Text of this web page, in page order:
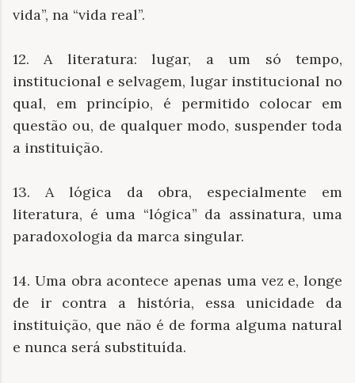
vida”, na “vida real”.
12. A literatura: lugar, a um só tempo,
institucional e selvagem, lugar institucional no
qual, em princípio, é permitido colocar em
questão ou, de qualquer modo, suspender toda
a instituição.
13. A lógica da obra, especialmente em
literatura, é uma “lógica” da assinatura, uma
paradoxologia da marca singular.
14. Uma obra acontece apenas uma vez e, longe
de ir contra a história, essa unicidade da
instituição, que não é de forma alguma natural
e nunca será substituída.